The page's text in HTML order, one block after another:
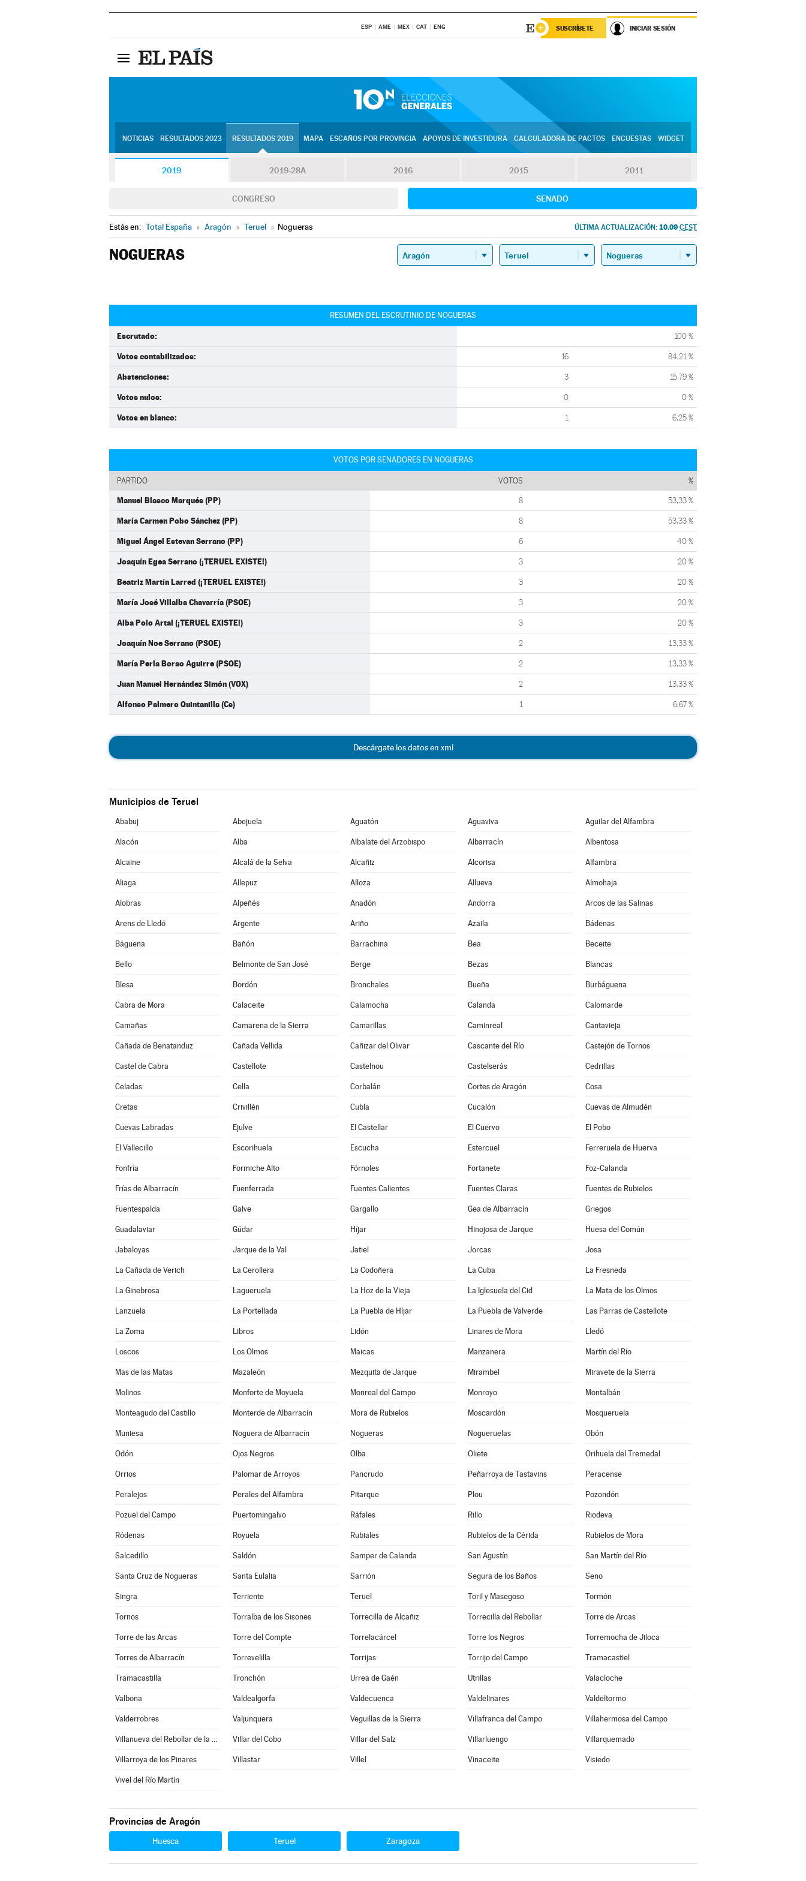
ESP AME MEX CAT ENG SUSCRÍBETE INICIAR SESIÓN
NOTICIAS RESULTADOS 2023 RESULTADOS 2019 MAPA ESCAÑOS POR PROVINCIA APOYOS DE INVESTIDURA CALCULADORA DE PACTOS ENCUESTAS WIDGET
2019 2019-28A 2016 2015 2011
CONGRESO SENADO
Estás en: Total España » Aragón » Teruel » Nogueras ÚLTIMA ACTUALIZACIÓN: 10.09 CEST
NOGUERAS
RESUMEN DEL ESCRUTINIO DE NOGUERAS
Escrutado: 100 %
Votos contabilizados: 16 84,21 %
Abstenciones: 3 15,79 %
Votos nulos: 0 0 %
Votos en blanco: 1 6,25 %
VOTOS POR SENADORES EN NOGUERAS
PARTIDO VOTOS %
Manuel Blasco Marqués (PP) 8 53,33 %
María Carmen Pobo Sánchez (PP) 8 53,33 %
Miguel Ángel Estevan Serrano (PP) 6 40 %
Joaquín Egea Serrano (¡TERUEL EXISTE!) 3 20 %
Beatriz Martín Larred (¡TERUEL EXISTE!) 3 20 %
María José Villalba Chavarría (PSOE) 3 20 %
Alba Polo Artal (¡TERUEL EXISTE!) 3 20 %
Joaquín Noe Serrano (PSOE) 2 13,33 %
María Perla Borao Aguirre (PSOE) 2 13,33 %
Juan Manuel Hernández Simón (VOX) 2 13,33 %
Alfonso Palmero Quintanilla (Cs) 1 6,67 %
Descárgate los datos en xml
Municipios de Teruel
Ababuj Abejuela Aguatón Aguaviva Aguilar del Alfambra
Alacón Alba Albalate del Arzobispo Albarracín Albentosa
Alcaine Alcalá de la Selva Alcañiz Alcorisa Alfambra
Aliaga Allepuz Alloza Allueva Almohaja
Alobras Alpeñés Anadón Andorra Arcos de las Salinas
Arens de Lledó Argente Ariño Azaila Bádenas
Báguena Bañón Barrachina Bea Beceite
Bello Belmonte de San José Berge Bezas Blancas
Blesa Bordón Bronchales Bueña Burbáguena
Cabra de Mora Calaceite Calamocha Calanda Calomarde
Camañas Camarena de la Sierra Camarillas Caminreal Cantavieja
Cañada de Benatanduz Cañada Vellida Cañizar del Olivar Cascante del Río Castejón de Tornos
Castel de Cabra Castellote Castelnou Castelserás Cedrillas
Celadas Cella Corbalán Cortes de Aragón Cosa
Cretas Crivillén Cubla Cucalón Cuevas de Almudén
Cuevas Labradas Ejulve El Castellar El Cuervo El Pobo
El Vallecillo Escorihuela Escucha Estercuel Ferreruela de Huerva
Fonfría Formiche Alto Fórnoles Fortanete Foz-Calanda
Frías de Albarracín Fuenferrada Fuentes Calientes Fuentes Claras Fuentes de Rubielos
Fuentespalda Galve Gargallo Gea de Albarracín Griegos
Guadalaviar Gúdar Híjar Hinojosa de Jarque Huesa del Común
Jabaloyas Jarque de la Val Jatiel Jorcas Josa
La Cañada de Verich La Cerollera La Codoñera La Cuba La Fresneda
La Ginebrosa Lagueruela La Hoz de la Vieja La Iglesuela del Cid La Mata de los Olmos
Lanzuela La Portellada La Puebla de Híjar La Puebla de Valverde Las Parras de Castellote
La Zoma Libros Lidón Linares de Mora Lledó
Loscos Los Olmos Maicas Manzanera Martín del Río
Mas de las Matas Mazaleón Mezquita de Jarque Mirambel Miravete de la Sierra
Molinos Monforte de Moyuela Monreal del Campo Monroyo Montalbán
Monteagudo del Castillo Monterde de Albarracín Mora de Rubielos Moscardón Mosqueruela
Muniesa Noguera de Albarracín Nogueras Nogueruelas Obón
Odón Ojos Negros Olba Oliete Orihuela del Tremedal
Orrios Palomar de Arroyos Pancrudo Peñarroya de Tastavins Peracense
Peralejos Perales del Alfambra Pitarque Plou Pozondón
Pozuel del Campo Puertomingalvo Ráfales Rillo Riodeva
Ródenas Royuela Rubiales Rubielos de la Cérida Rubielos de Mora
Salcedillo Saldón Samper de Calanda San Agustín San Martín del Río
Santa Cruz de Nogueras Santa Eulalia Sarrión Segura de los Baños Seno
Singra Terriente Teruel Toril y Masegoso Tormón
Tornos Torralba de los Sisones Torrecilla de Alcañiz Torrecilla del Rebollar Torre de Arcas
Torre de las Arcas Torre del Compte Torrelacárcel Torre los Negros Torremocha de Jiloca
Torres de Albarracín Torrevelilla Torrijas Torrijo del Campo Tramacastiel
Tramacastilla Tronchón Urrea de Gaén Utrillas Valacloche
Valbona Valdealgorfa Valdecuenca Valdelinares Valdeltormo
Valderrobres Valjunquera Veguillas de la Sierra Villafranca del Campo Villahermosa del Campo
Villanueva del Rebollar de la Sierra Villar del Cobo Villar del Salz Villarluengo Villarquemado
Villarroya de los Pinares Villastar Villel Vinaceite Visiedo
Vivel del Río Martín
Provincias de Aragón
Huesca Teruel Zaragoza